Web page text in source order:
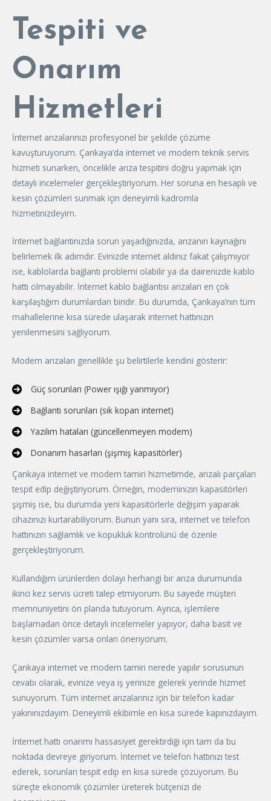
Tespiti ve
Onarım
Hizmetleri
İnternet arızalarınızı profesyonel bir şekilde çözüme
kavuşturuyorum. Çankaya’da internet ve modem teknik servis
hizmeti sunarken, öncelikle arıza tespitini doğru yapmak için
detaylı incelemeler gerçekleştiriyorum. Her soruna en hesaplı ve
kesin çözümleri sunmak için deneyimli kadromla
hizmetinizdeyim.
İnternet bağlantınızda sorun yaşadığınızda, arızanın kaynağını
belirlemek ilk adımdır. Evinizde internet aldınız fakat çalışmıyor
ise, kablolarda bağlantı problemi olabilir ya da dairenizde kablo
hattı olmayabilir. İnternet kablo bağlantısı arızaları en çok
karşılaştığım durumlardan biridir. Bu durumda, Çankaya’nın tüm
mahallelerine kısa sürede ulaşarak internet hattınızın
yenilenmesini sağlıyorum.
Modem arızaları genellikle şu belirtilerle kendini gösterir:
Güç sorunları (Power ışığı yanmıyor)
Bağlantı sorunları (sık kopan internet)
Yazılım hataları (güncellenmeyen modem)
Donanım hasarları (şişmiş kapasitörler)
Çankaya internet ve modem tamiri hizmetimde, arızalı parçaları
tespit edip değiştiriyorum. Örneğin, modeminizin kapasitörleri
şişmiş ise, bu durumda yeni kapasitörlerle değişim yaparak
cihazınızı kurtarabiliyorum. Bunun yanı sıra, internet ve telefon
hattınızın sağlamlık ve kopukluk kontrolünü de özenle
gerçekleştiriyorum.
Kullandığım ürünlerden dolayı herhangi bir arıza durumunda
ikinci kez servis ücreti talep etmiyorum. Bu sayede müşteri
memnuniyetini ön planda tutuyorum. Ayrıca, işlemlere
başlamadan önce detaylı incelemeler yapıyor, daha basit ve
kesin çözümler varsa onları öneriyorum.
Çankaya internet ve modem tamiri nerede yapılır sorusunun
cevabı olarak, evinize veya iş yerinize gelerek yerinde hizmet
sunuyorum. Tüm internet arızalarınız için bir telefon kadar
yakınınızdayım. Deneyimli ekibimle en kısa sürede kapınızdayım.
İnternet hattı onarımı hassasiyet gerektirdiği için tam da bu
noktada devreye giriyorum. İnternet ve telefon hattınızı test
ederek, sorunları tespit edip en kısa sürede çözüyorum. Bu
süreçte ekonomik çözümler üreterek bütçenizi de